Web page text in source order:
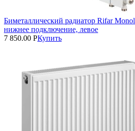
Биметаллический радиатор Rifar
нижнее подключение, левое
7 850.00 РКупить